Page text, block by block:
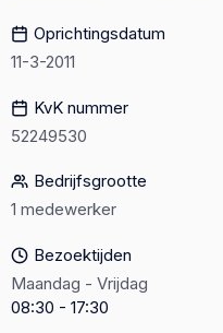
Oprichtingsdatum
11-3-2011
KvK nummer
52249530
Bedrijfsgrootte
1 medewerker
Bezoektijden
Maandag - Vrijdag
08:30 - 17:30